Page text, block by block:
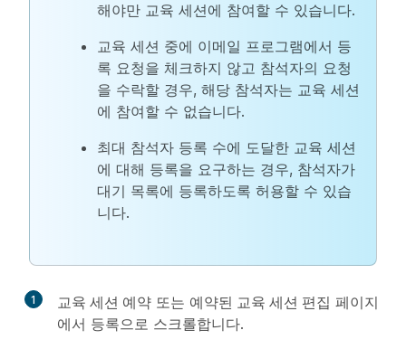
해야만 교육 세션에 참여할 수 있습니다.
교육 세션 중에 이메일 프로그램에서 등
록 요청을 체크하지 않고 참석자의 요청
을 수락할 경우, 해당 참석자는 교육 세션
에 참여할 수 없습니다.
최대 참석자 등록 수에 도달한 교육 세션
에 대해 등록을 요구하는 경우, 참석자가
대기 목록에 등록하도록 허용할 수 있습
니다.
1 교육 세션 예약 또는 예약된 교육 세션 편집 페이지
에서 등록으로 스크롤합니다.